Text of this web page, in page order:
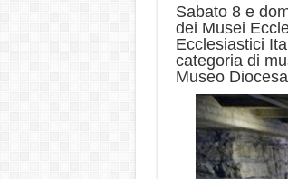
Sabato 8 e
dei Musei
Ecclesiastici
categoria di
Museo